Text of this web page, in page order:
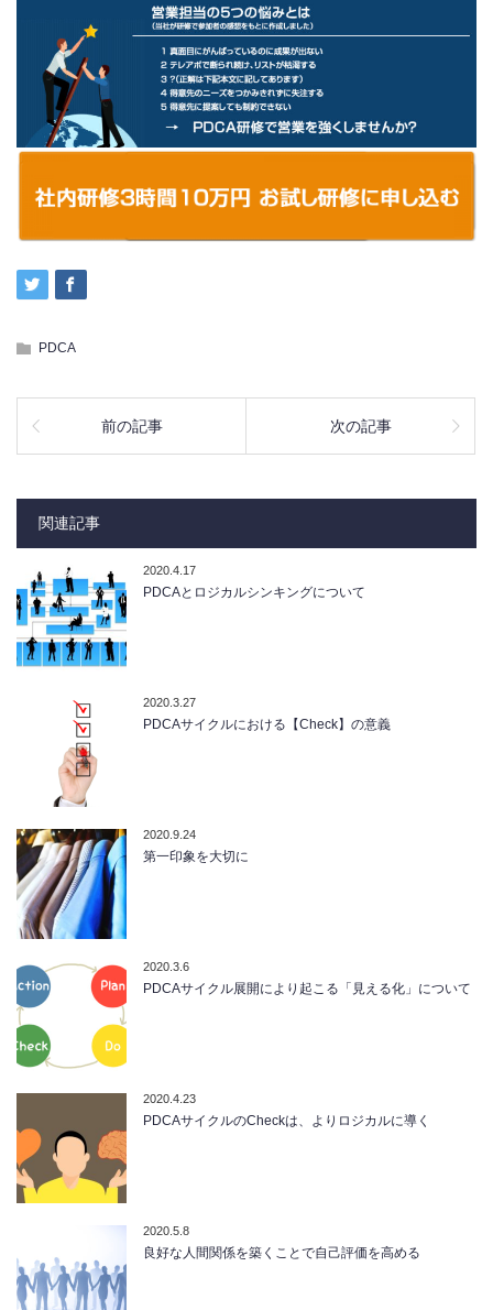
PDCA
前の記事 次の記事
関連記事
2020.4.17
PDCAとロジカルシンキングについて
2020.3.27
PDCAサイクルにおける【Check】の意義
2020.9.24
第一印象を大切に
2020.3.6
PDCAサイクル展開により起こる「見える化」について
2020.4.23
PDCAサイクルのCheckは、よりロジカルに導く
2020.5.8
良好な人間関係を築くことで自己評価を高める